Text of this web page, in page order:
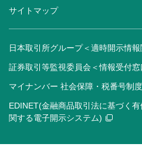
サイトマップ
日本取引所グループ＜適時開示情
証券取引等監視委員会＜情報受付窓
マイナンバー 社会保障・税番号制
EDINET(金融商品取引法に基づく
関する電子開示システム)